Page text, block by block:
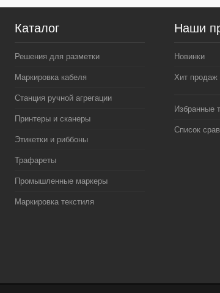
Каталог
Решения для разметки
Маркировка кабеля
Станция ручной агрегации
Принтеры и сканеры
Этикетки и риббоны
Трафареты
Промышленные маркеры
Маркировка текстиля
Наши
Новинки
Хит продаж
Избранные
Список